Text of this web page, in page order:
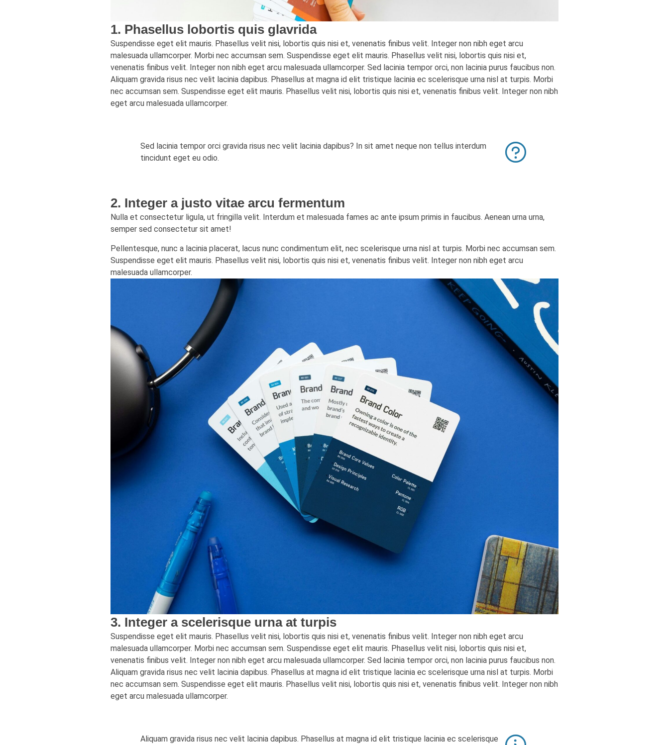
1. Phasellus lobortis quis glavrida
Suspendisse eget elit mauris. Phasellus velit nisi, lobortis quis nisi et, venenatis finibus velit. Integer non nibh eget arcu
malesuada ullamcorper. Morbi nec accumsan sem. Suspendisse eget elit mauris. Phasellus velit nisi, lobortis quis nisi et,
venenatis finibus velit. Integer non nibh eget arcu malesuada ullamcorper. Sed lacinia tempor orci, non lacinia purus faucibus non.
Aliquam gravida risus nec velit lacinia dapibus. Phasellus at magna id elit tristique lacinia ec scelerisque urna nisl at turpis. Morbi
nec accumsan sem. Suspendisse eget elit mauris. Phasellus velit nisi, lobortis quis nisi et, venenatis finibus velit. Integer non nibh
eget arcu malesuada ullamcorper.
Sed lacinia tempor orci gravida risus nec velit lacinia dapibus? In sit amet neque non tellus interdum
tincidunt eget eu odio.
2. Integer a justo vitae arcu fermentum
Nulla et consectetur ligula, ut fringilla velit. Interdum et malesuada fames ac ante ipsum primis in faucibus. Aenean urna urna,
semper sed consectetur sit amet!
Pellentesque, nunc a lacinia placerat, lacus nunc condimentum elit, nec scelerisque urna nisl at turpis. Morbi nec accumsan sem.
Suspendisse eget elit mauris. Phasellus velit nisi, lobortis quis nisi et, venenatis finibus velit. Integer non nibh eget arcu
malesuada ullamcorper.
3. Integer a scelerisque urna at turpis
Suspendisse eget elit mauris. Phasellus velit nisi, lobortis quis nisi et, venenatis finibus velit. Integer non nibh eget arcu
malesuada ullamcorper. Morbi nec accumsan sem. Suspendisse eget elit mauris. Phasellus velit nisi, lobortis quis nisi et,
venenatis finibus velit. Integer non nibh eget arcu malesuada ullamcorper. Sed lacinia tempor orci, non lacinia purus faucibus non.
Aliquam gravida risus nec velit lacinia dapibus. Phasellus at magna id elit tristique lacinia ec scelerisque urna nisl at turpis. Morbi
nec accumsan sem. Suspendisse eget elit mauris. Phasellus velit nisi, lobortis quis nisi et, venenatis finibus velit. Integer non nibh
eget arcu malesuada ullamcorper.
Aliquam gravida risus nec velit lacinia dapibus. Phasellus at magna id elit tristique lacinia ec scelerisque